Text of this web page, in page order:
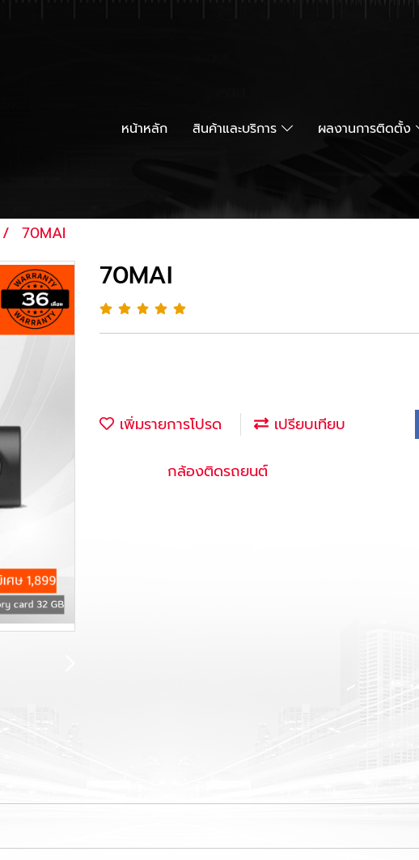
หน้าหลัก สินค้าและบริการ ผลงานการติดตั้ง
70MAI
70MAI
เพิ่มรายการโปรด เปรียบเทียบ
กล้องติดรถยนต์